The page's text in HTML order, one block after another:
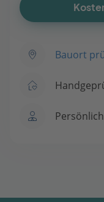
Bauort